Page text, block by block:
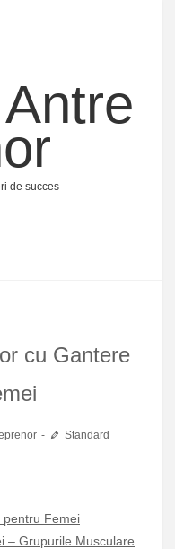
de succes
cu Gantere
Standard
pentru Femei
– Grupurile Musculare